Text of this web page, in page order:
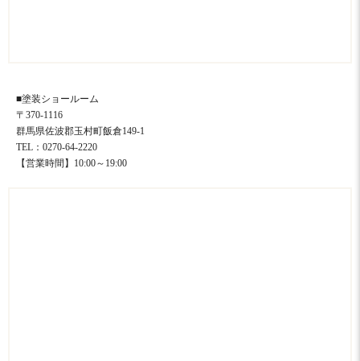
■塗装ショールーム
〒370-1116
群馬県佐波郡玉村町飯倉149-1
TEL：0270-64-2220
【営業時間】10:00～19:00